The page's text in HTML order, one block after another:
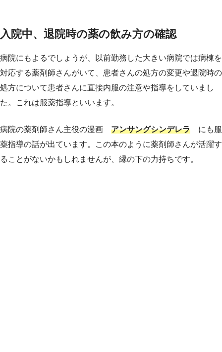
入院中、退院時の薬の飲み方の確認
病院にもよるでしょうが、以前勤務した大きい病院では病棟を
対応する薬剤師さんがいて、患者さんの処方の変更や退院時の
処方について患者さんに直接内服の注意や指導をしていまし
た。これは服薬指導といいます。
病院の薬剤師さん主役の漫画 アンサングシンデレラ にも服
薬指導の話が出ています。この本のように薬剤師さんが活躍す
ることがないかもしれませんが、縁の下の力持ちです。